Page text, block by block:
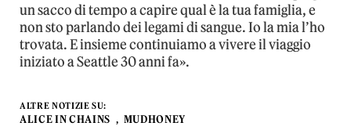
un sacco di tempo a capire qual è la tua famiglia, e
non sto parlando dei legami di sangue. Io la mia l’ho
trovata. E insieme continuiamo a vivere il viaggio
iniziato a Seattle 30 anni fa».
ALTRE NOTIZIE SU:
ALICE IN CHAINS MUDHONEY